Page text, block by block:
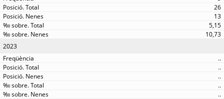
26
13
5,15
10,73
2023
..
..
..
..
..